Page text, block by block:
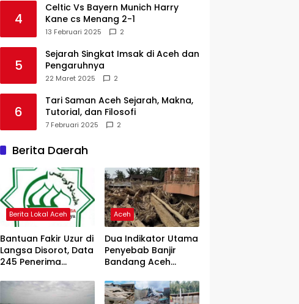
4
Celtic Vs Bayern Munich Harry
Kane cs Menang 2-1
13 Februari 2025 2
5
Sejarah Singkat Imsak di Aceh dan
Pengaruhnya
22 Maret 2025 2
6
Tari Saman Aceh Sejarah, Makna,
Tutorial, dan Filosofi
7 Februari 2025 2
Berita Daerah
Berita Lokal Aceh
Bantuan Fakir Uzur di
Langsa Disorot, Data
245 Penerima
Aceh
Dua Indikator Utama
Penyebab Banjir
Bandang Aceh
Puteh Soroti
Kerusakan DAS